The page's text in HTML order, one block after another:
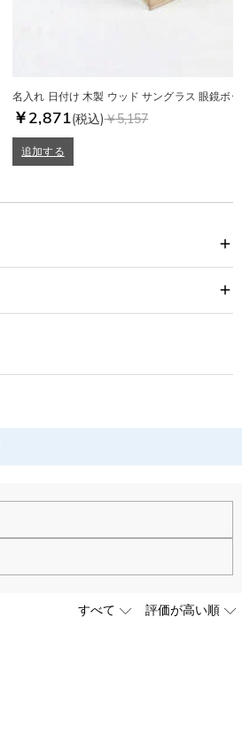
名入れ 日付け 木製 ウッド サングラス 眼鏡ボ
￥2,871(税込)￥5,157
追加する